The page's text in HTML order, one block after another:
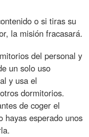
o si tiras su
la misión fracasará.
del personal y
un solo uso
y usa el
dormitorios.
de coger el
hayas esperado unos